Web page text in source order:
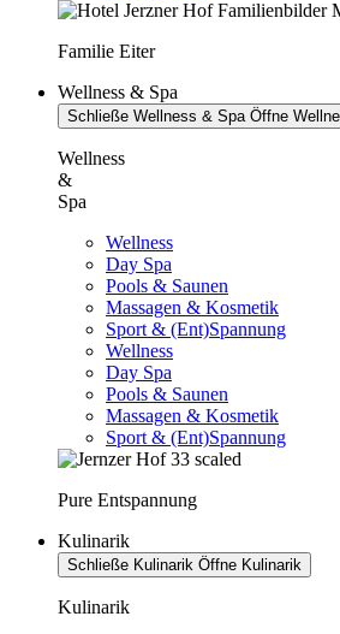
Familie Eiter
Wellness & Spa
Schließe Wellness & Spa Öffne
Wellness
&
Spa
Wellness
Day Spa
Pools & Saunen
Massagen & Kosmetik
Sport & (Ent)Spannung
Wellness
Day Spa
Pools & Saunen
Massagen & Kosmetik
Sport & (Ent)Spannung
Pure Entspannung
Kulinarik
Schließe Kulinarik Öffne Kulinarik
Kulinarik